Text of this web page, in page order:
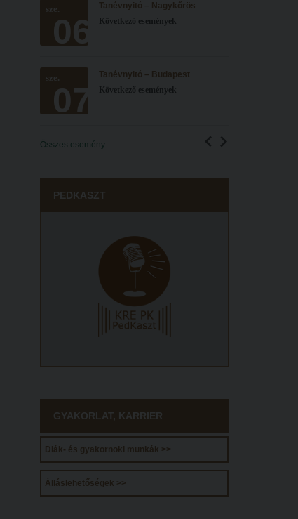
sze.
06
Tanévnyitó – Nagykőrös
Következő események
sze.
07
Tanévnyitó – Budapest
Következő események
Összes esemény
PEDKASZT
GYAKORLAT, KARRIER
Diák- és gyakornoki munkák >>
Álláslehetőségek >>